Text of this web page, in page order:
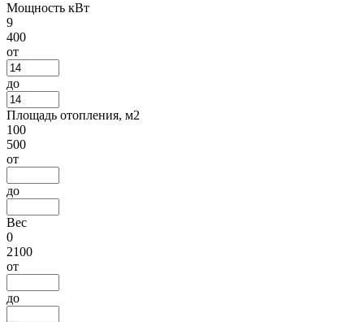
Мощность кВт
9
400
от
до
Площадь отопления, м2
100
500
от
до
Вес
0
2100
от
до